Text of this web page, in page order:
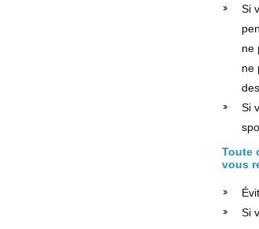
Si
ne
ne
Si
Toute
vous
Si